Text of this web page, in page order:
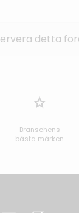
Branschens
bästa märken